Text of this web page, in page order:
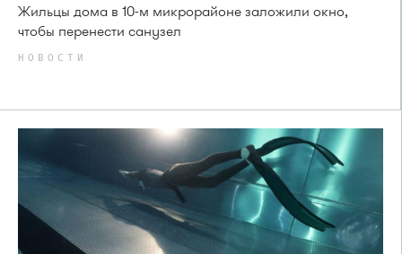
Жильцы дома в 10-м микрорайоне заложили окно,
чтобы перенести санузел
НОВОСТИ